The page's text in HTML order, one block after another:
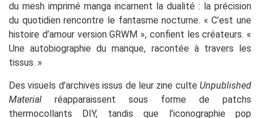
du mesh imprimé manga incarnent la dualité : la précision
du quotidien rencontre le fantasme nocturne. « C’est une
histoire d’amour version GRWM », confient les créateurs. «
Une autobiographie du manque, racontée à travers les
tissus. »
Des visuels d’archives issus de leur zine culte Unpublished
Material réapparaissent sous forme de patchs
thermocollants DIY, tandis que l’iconographie pop